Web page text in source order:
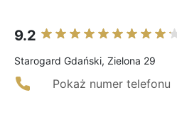
9.2
Starogard Gdański, Zielona 29
Pokaż numer telefonu